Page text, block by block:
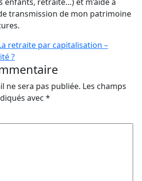
transmission de mon patrimoine
retraite par capitalisation –
?
ne sera pas publiée. Les champs
avec *